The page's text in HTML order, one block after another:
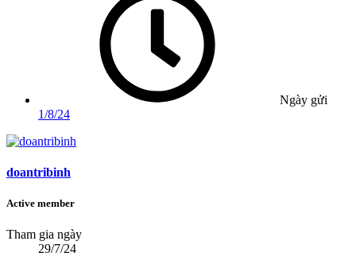
Ngày gửi
1/8/24
doantribinh
Active member
Tham gia ngày
29/7/24